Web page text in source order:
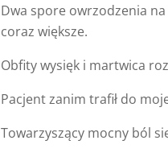
Dwa spore owrzodzenia
coraz większe.
Obfity wysięk i martwica
Pacjent zanim trafił do
Towarzyszący mocny ból